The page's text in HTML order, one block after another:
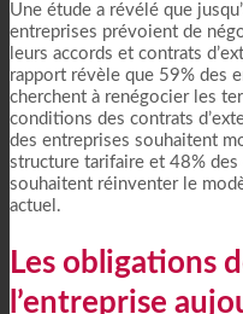
Une étude a révélé que
entreprises prévoient de
leurs accords et contrats
rapport révèle que 59% des
cherchent à renégocier les
conditions des contrats
des entreprises souhaitent
structure tarifaire et 48% des
souhaitent réinventer le
actuel.
Les obligations
l’entreprise